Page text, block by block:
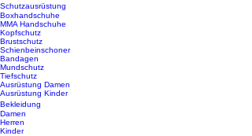
Schutzausrüstung
Boxhandschuhe
MMA Handschuhe
Kopfschutz
Brustschutz
Schienbeinschoner
Bandagen
Mundschutz
Tiefschutz
Ausrüstung Damen
Ausrüstung Kinder
Bekleidung
Damen
Herren
Kinder